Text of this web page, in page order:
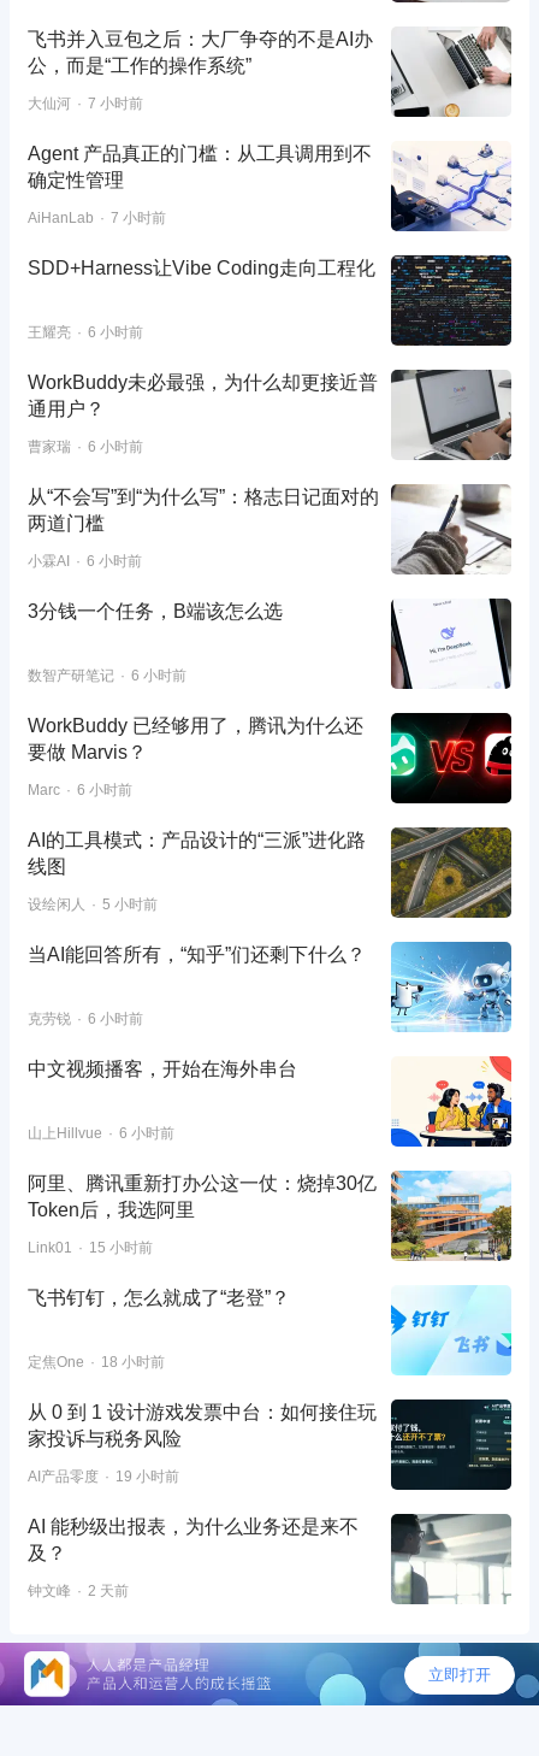
飞书并入豆包之后：大厂争夺的不是AI办
公，而是“工作的操作系统”
大仙河 7 小时前
Agent 产品真正的门槛：从工具调用到不
确定性管理
AiHanLab 7 小时前
SDD+Harness让Vibe Coding走向工程化
王耀亮 6 小时前
WorkBuddy未必最强，为什么却更接近普
通用户？
曹家瑞 6 小时前
从“不会写”到“为什么写”：格志日记面对的
两道门槛
小霖AI 6 小时前
3分钱一个任务，B端该怎么选
数智产研笔记 6 小时前
WorkBuddy 已经够用了，腾讯为什么还
要做 Marvis？
Marc 6 小时前
AI的工具模式：产品设计的“三派”进化路
线图
设绘闲人 5 小时前
当AI能回答所有，“知乎”们还剩下什么？
克劳锐 6 小时前
中文视频播客，开始在海外串台
山上Hillvue 6 小时前
阿里、腾讯重新打办公这一仗：烧掉30亿
Token后，我选阿里
Link01 15 小时前
飞书钉钉，怎么就成了“老登”？
定焦One 18 小时前
从 0 到 1 设计游戏发票中台：如何接住玩
家投诉与税务风险
AI产品零度 19 小时前
AI 能秒级出报表，为什么业务还是来不
及？
钟文峰 2 天前
©2026 - 人人都是产品经理